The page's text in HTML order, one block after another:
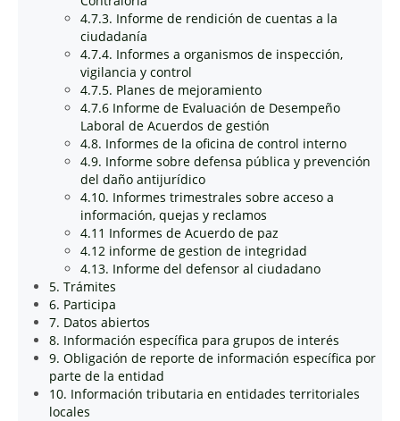
4.7.3. Informe de rendición de cuentas a la
ciudadanía
4.7.4. Informes a organismos de inspección,
vigilancia y control
4.7.5. Planes de mejoramiento
4.7.6 Informe de Evaluación de Desempeño
Laboral de Acuerdos de gestión
4.8. Informes de la oficina de control interno
4.9. Informe sobre defensa pública y prevención
del daño antijurídico
4.10. Informes trimestrales sobre acceso a
información, quejas y reclamos
4.11 Informes de Acuerdo de paz
4.12 informe de gestion de integridad
4.13. Informe del defensor al ciudadano
5. Trámites
6. Participa
7. Datos abiertos
8. Información específica para grupos de interés
9. Obligación de reporte de información específica por
parte de la entidad
10. Información tributaria en entidades territoriales
locales